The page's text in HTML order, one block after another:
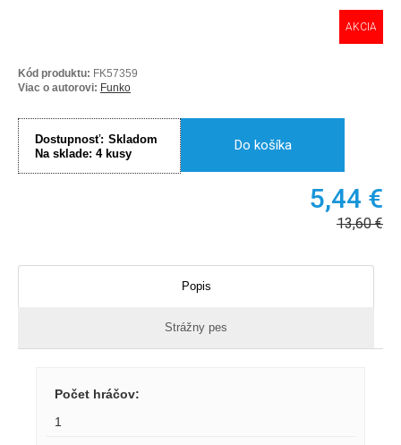
AKCIA
Kód produktu: FK57359
Viac o autorovi: Funko
Dostupnosť: Skladom
Na sklade: 4 kusy
Do košíka
5,44 €
13,60€
Popis
Strážny pes
Počet hráčov:
1